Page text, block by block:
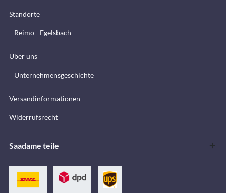
Standorte
Reimo - Egelsbach
Über uns
Unternehmensgeschichte
Versandinformationen
Widerrufsrecht
Saadame teile